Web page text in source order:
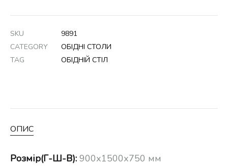
SKU
9891
CATEGORY
ОБІДНІ СТОЛИ
TAG
ОБІДНІЙ СТІЛ
ОПИС
Розмір(Г-Ш-В): 900х1500х750 мм